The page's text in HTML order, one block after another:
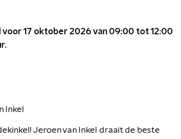
voor 17 oktober 2026 van 09:00 tot 12:00
Inkel
Jeroen van Inkel draait de beste